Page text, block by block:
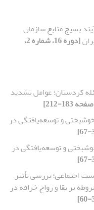
بسیج منابع سازمان
[دوره 16، شماره 2،
کردستان؛ عوامل تشدید
و توسعه‌یافتگی در
و توسعه‌یافتگی در
اجتماعی؛ بررسی تأثیر
بر بقا و رواج خرافه در